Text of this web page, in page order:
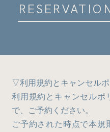
よく
▽利用規約とキャンセル
利用規約とキャンセルポ
で、ご予約ください。
ご予約された時点で本規